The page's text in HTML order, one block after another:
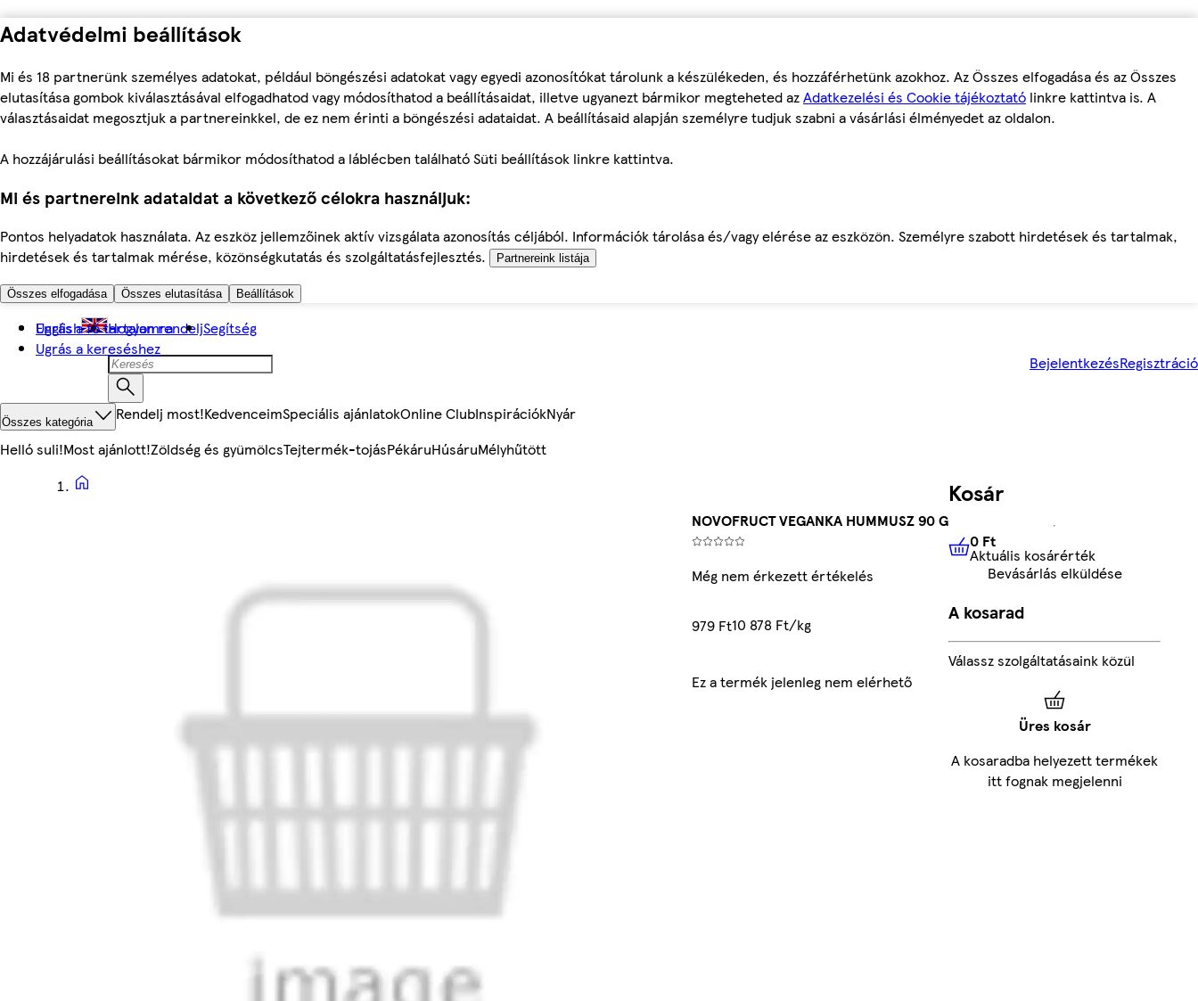
Adatvédelmi beállítások
Mi és 18 partnerünk személyes adatokat, például böngészési adatokat vagy egyedi azonosítókat tárolunk a készülékeden, és hozzáférhetünk azokhoz. Az Összes elfogadása és az Összes
elutasítása gombok kiválasztásával elfogadhatod vagy módosíthatod a beállításaidat, illetve ugyanezt bármikor megteheted azAdatkezelési és Cookie tájékoztató linkre kattintva is. A
választásaidat megosztjuk a partnereinkkel, de ez nem érinti a böngészési adataidat. A beállításaid alapján személyre tudjuk szabni a vásárlási élményedet az oldalon.
A hozzájárulási beállításokat bármikor módosíthatod a láblécben található Süti beállítások linkre kattintva.
Mi és partnereink adataidat a következő célokra használjuk:
Pontos helyadatok használata. Az eszköz jellemzőinek aktív vizsgálata azonosítás céljából. Információk tárolása és/vagy elérése az eszközön. Személyre szabott hirdetések és tartalmak,
hirdetések és tartalmak mérése, közönségkutatás és szolgáltatásfejlesztés.
Partnereink listája
Összes elfogadása Összes elutasítása Beállítások
Ugrás a fő tartalomra
Ugrás a kereséshez
English Hogyan rendeljSegítség
BejelentkezésRegisztráció
Összes kategória Rendelj most!KedvenceimSpeciális ajánlatokOnline ClubInspirációkNyár
Helló suli!Most ajánlott!Zöldség és gyümölcsTejtermék-tojásPékáruHúsáruMélyhűtött
NOVOFRUCT VEGANKA HUMMUSZ 90 G
Még nem érkezett értékelés
979 Ft10 878 Ft/kg
Ez a termék jelenleg nem elérhető
Kosár
0 FtAktuális kosárérték
0 Ft
Aktuális kosárérték
Bevásárlás elküldése
A kosarad
Válassz szolgáltatásaink közül
Üres kosár
A kosaradba helyezett termékek
itt fognak megjelenni